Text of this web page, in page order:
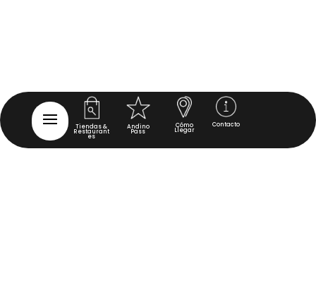
Tiendas &
Restaurant
es
Andino
Pass
Cómo
Llegar
Contacto